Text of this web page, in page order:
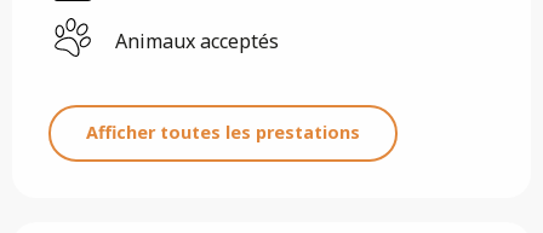
Animaux acceptés
Afficher toutes les prestations